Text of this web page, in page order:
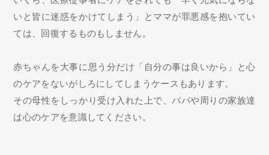
いと皆に迷惑をかけてしまう」とママが罪悪感を抱いてい
ては、回復するものもしません。
赤ちゃんを大事に思う分だけ「自分の事は良いから」と心
のケアをないがしろにしてしまうケースもあります。
その母性をしっかり受け入れた上で、パパや周りの家族達
は心のケアを意識してください。